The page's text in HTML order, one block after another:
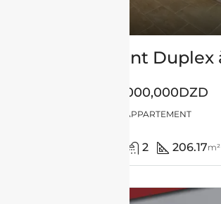
50,000,000DZD
APPARTEMENT
2 206.17m²